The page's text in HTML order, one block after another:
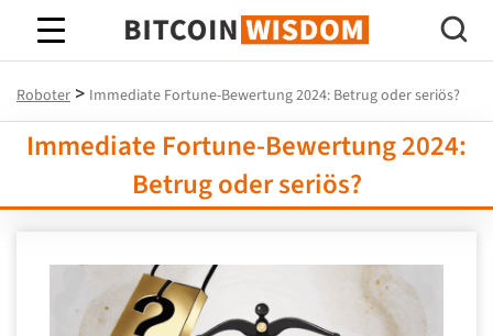
Bitcoin-Weisheit
Roboter > Immediate Fortune-Bewertung 2024: Betrug oder seriös?
Immediate Fortune-Bewertung 2024:
Betrug oder seriös?